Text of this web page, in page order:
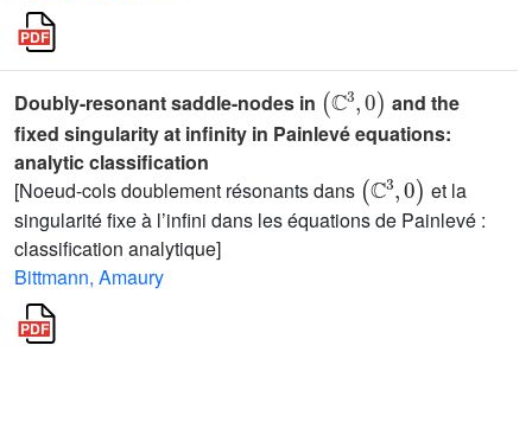
Doubly-resonant saddle-nodes in
(ℂ 3 )
and the
fixed singularity at infinity in Painlevé equations:
analytic classification
[Noeud-cols doublement résonants dans
(ℂ 3 )
et la
singularité fixe à l’infini dans les équations de Painlevé :
classification analytique]
Bittmann, Amaury